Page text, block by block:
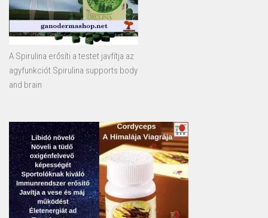
A Spirulina erősíti a testet javfítja az
agyfunkciót Spirulina supports body
and brain